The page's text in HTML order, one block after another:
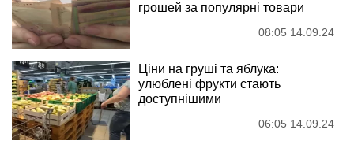
грошей за популярні товари
08:05 14.09.24
Ціни на груші та яблука:
улюблені фрукти стають
доступнішими
06:05 14.09.24